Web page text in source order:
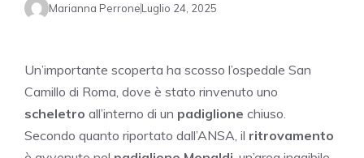
Marianna PerroneLuglio 24, 2025
Un’importante scoperta ha scosso l’ospedale San
Camillo di Roma, dove è stato rinvenuto uno
scheletro all’interno di un padiglione chiuso.
Secondo quanto riportato dall’ANSA, il ritrovamento